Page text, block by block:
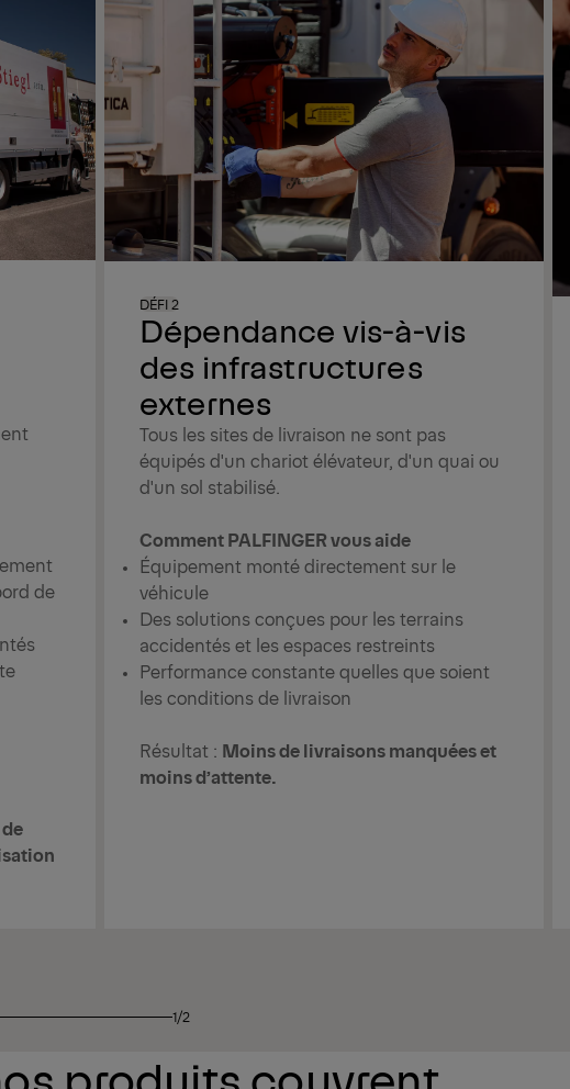
de
Dépendance vis-à-vis
des infrastructures
externes
DÉFI 2
Tous les sites de livraison ne sont pas
équipés d'un chariot élévateur, d'un quai ou
d'un sol stabilisé.
Comment PALFINGER vous aide
Équipement monté directement sur le
véhicule
Des solutions conçues pour les terrains
accidentés et les espaces restreints
Performance constante quelles que soient
les conditions de livraison
Résultat : Moins de livraisons manquées et
moins d’attente.
1/2